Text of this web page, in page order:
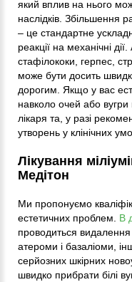
який вплив на нього
наслідків. Збільшення
– це стандартне
реакції на механічні
стафілококи, герпес,
може бути досить
дорогим. Якщо у вас
навколо очей або вугри
лікаря та, у разі
утворень у клінічних
Лікування
Медітон
Ми пропонуємо
естетичних проблем. В
проводиться
атероми і базаліоми,
серйозних шкірних
швидко прибрати білі